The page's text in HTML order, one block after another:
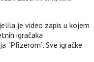
je video zapis u kojem
igračaka
“Pfizerom”. Sve igračke